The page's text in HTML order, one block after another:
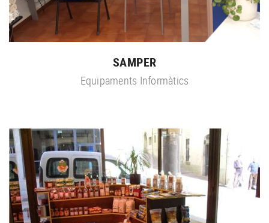
SAMPER
Equipaments Informàtics